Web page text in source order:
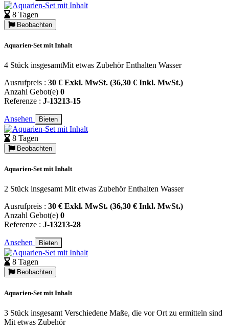
8 Tagen
Beobachten
Aquarien-Set mit Inhalt
4 Stück insgesamtMit etwas Zubehör Enthalten Wasser
Ausrufpreis : 30 € Exkl. MwSt. (36,30 € Inkl. MwSt.)
Anzahl Gebot(e) 0
Referenze : J-13213-15
Ansehen Bieten
8 Tagen
Beobachten
Aquarien-Set mit Inhalt
2 Stück insgesamt Mit etwas Zubehör Enthalten Wasser
Ausrufpreis : 30 € Exkl. MwSt. (36,30 € Inkl. MwSt.)
Anzahl Gebot(e) 0
Referenze : J-13213-28
Ansehen Bieten
8 Tagen
Beobachten
Aquarien-Set mit Inhalt
3 Stück insgesamt Verschiedene Maße, die vor Ort zu ermitteln sind
Mit etwas Zubehör